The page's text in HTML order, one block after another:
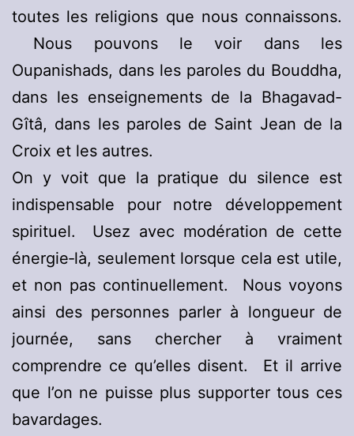
toutes les religions que nous connaissons.
Nous pouvons le voir dans les
Oupanishads, dans les paroles du Bouddha,
dans les enseignements de la Bhagavad-
Gîtâ, dans les paroles de Saint Jean de la
Croix et les autres.
On y voit que la pratique du silence est
indispensable pour notre développement
spirituel. Usez avec modération de cette
énergie‑là, seulement lorsque cela est utile,
et non pas continuellement. Nous voyons
ainsi des personnes parler à longueur de
journée, sans chercher à vraiment
comprendre ce qu’elles disent. Et il arrive
que l’on ne puisse plus supporter tous ces
bavardages.